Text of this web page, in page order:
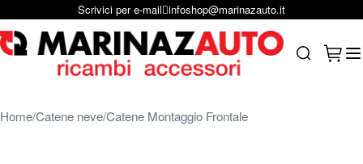
Salta al contenutoScrivici per e-mail infoshop@marinazauto.it
HomeCatene neveCatene Montaggio Frontale